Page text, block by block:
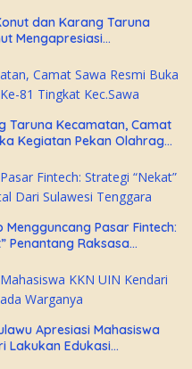
dan Karang Taruna
Mengapresiasi
Taruna Kecamatan, Camat
Kegiatan Pekan Olahraga
Mengguncang Pasar Fintech:
Penantang Raksasa
Apresiasi Mahasiswa
Lakukan Edukasi